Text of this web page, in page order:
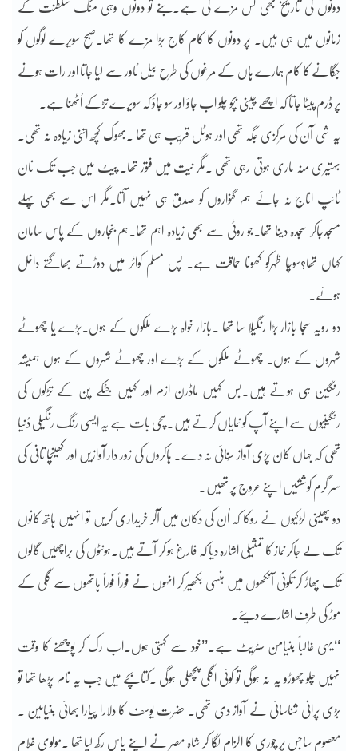
دونوں کی تاریخ بھی کس مزے کی ہے۔بنے تو دونوں وہی منگ سلطنت کے
زمانوں میں ہی ہیں۔ پر دونوں کا کام کاج بڑا مزے کا تھا۔صبح سویرے لوگوں کو
جگانے کا کام ہمارے ہاں کے مرغوں کی طرح بیل ٹاور سے لیا جاتا اور رات ہونے
پر ڈرم پیٹا جاتا کہ اچھے چینی بچو چلو اب جاؤ اور سو جاؤ کہ سویرے تڑکے اُٹھنا ہے۔
یہ شی آن کی مرکزی جگہ تھی اور ہوٹل قریب ہی تھا ۔بھوک کچھ اتنی زیادہ نہ تھی۔
بہتیری منہ ماری ہوتی رہی تھی ۔مگر نیت میں فتور تھا۔ پیٹ میں جب تک نان
ٹائپ اناج نہ جائے ہم گنواروں کو صدق ہی نہیں آتا۔مگر اس سے بھی پہلے
مسجدجاکر سجدہ دینا تھا۔جو روٹی سے بھی زیادہ اہم تھا۔ہم بنجاروں کے پاس سامان
کہاں تھا؟سوچا ظہرکو کھونا حماقت ہے۔ پس مسلم کواٹر میں دوڑتے بھاگتے داخل
ہوئے۔
دو رویہ سجا بازار بڑا رنگیلا سا تھا ۔بازار خواہ بڑے ملکوں کے ہوں۔بڑے یا چھوٹے
شہروں کے ہوں۔ چھوٹے ملکوں کے بڑے اور چھوٹے شہروں کے ہوں ہمیشہ
رنگین ہی ہوتے ہیں۔بس کہیں ماڈرن ازم اور کہیں جٹکے پن کے تڑکوں کی
رنگینیوں سے اپنے آپ کو نمایاں کرتے ہیں۔سچی بات ہے یہ ایسی رنگ رنگیلی دُنیا
تھی کہ جہاں کان پڑی آواز سُنائی نہ دے۔ ہاکروں کی زور دار آوازیں اور کھینچا تانی کی
سر گرم کوششیں اپنے عروج پر تھیں۔
دو پھینی لڑکیوں نے روکا کہ اُن کی دکان میں آکر خریداری کریں تو انہیں ہاتھ کانوں
تک لے جاکر نماز کا تمثیلی اشارہ دیا کہ فارغ ہو کر آتے ہیں۔ہونٹوں کی براچھیں گالوں
تک پھاڑ کر تکونی آنکھوں میں ہنسی بکھیر کر انہوں نے فوراً فوراً ہاتھوں سے گلی کے
موڑ کی طرف اشارے دیئے۔
‘‘یہی غالباً بنیامن سٹریٹ ہے۔’’خود سے کہتی ہوں۔اب رک کر پوچھنے کا وقت
نہیں چلو چھوڑو یہ نہ ہوگی تو کوئی اگلی پچھلی ہوگی ۔کتابچے میں جب یہ نام پڑھا تھا تو
بڑی پرانی شناسائی نے آواز دی تھی۔ حضرت یوسف کا دلارا پیارا بھائی بنیامین ۔
معصوم ساجس پر چوری کا الزام لگا کر شاہ مصر نے اپنے پاس رکھ لیا تھا ۔مولوی غلام